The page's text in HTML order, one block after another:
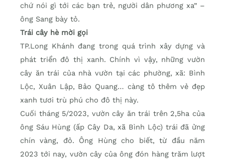
chứ nói gì tới các bạn trẻ, người dân phương xa” –
ông Sang bày tỏ.
Trái cây hè mời gọi
TP.Long Khánh đang trong quá trình xây dựng và
phát triển đô thị xanh. Chính vì vậy, những vườn
cây ăn trái của nhà vườn tại các phường, xã: Bình
Lộc, Xuân Lập, Bảo Quang… càng tô thêm vẻ đẹp
xanh tươi trù phú cho đô thị này.
Cuối tháng 5/2023, vườn cây ăn trái trên 2,5ha của
ông Sáu Hùng (ấp Cây Da, xã Bình Lộc) trái đã ửng
chín vàng, đỏ. Ông Hùng cho biết, từ đầu năm
2023 tới nay, vườn cây của ông đón hàng trăm lượt